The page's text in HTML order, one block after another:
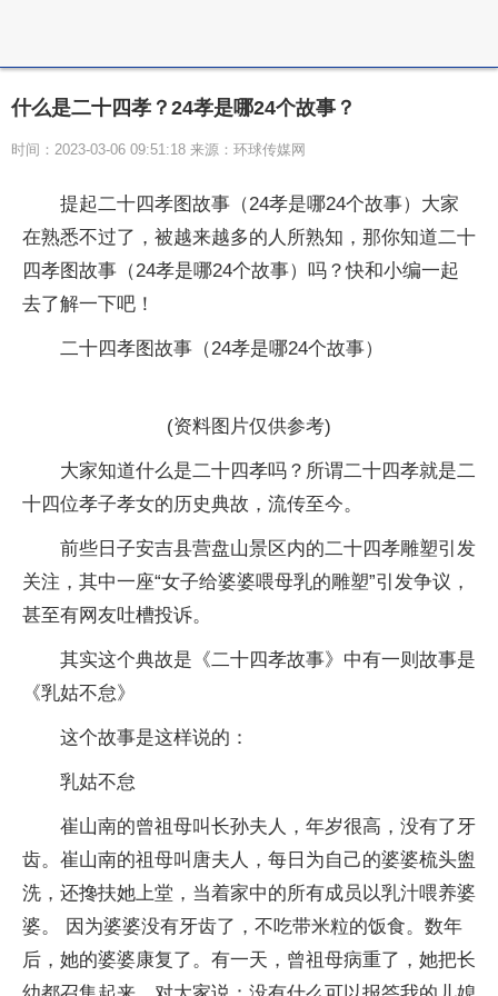
什么是二十四孝？24孝是哪24个故事？
时间：2023-03-06 09:51:18 来源：环球传媒网
提起二十四孝图故事（24孝是哪24个故事）大家
在熟悉不过了，被越来越多的人所熟知，那你知道二十
四孝图故事（24孝是哪24个故事）吗？快和小编一起
去了解一下吧！
二十四孝图故事（24孝是哪24个故事）
(资料图片仅供参考)
大家知道什么是二十四孝吗？所谓二十四孝就是二
十四位孝子孝女的历史典故，流传至今。
前些日子安吉县营盘山景区内的二十四孝雕塑引发
关注，其中一座“女子给婆婆喂母乳的雕塑”引发争议，
甚至有网友吐槽投诉。
其实这个典故是《二十四孝故事》中有一则故事是
《乳姑不怠》
这个故事是这样说的：
乳姑不怠
崔山南的曾祖母叫长孙夫人，年岁很高，没有了牙
齿。崔山南的祖母叫唐夫人，每日为自己的婆婆梳头盥
洗，还搀扶她上堂，当着家中的所有成员以乳汁喂养婆
婆。 因为婆婆没有牙齿了，不吃带米粒的饭食。数年
后，她的婆婆康复了。有一天，曾祖母病重了，她把长